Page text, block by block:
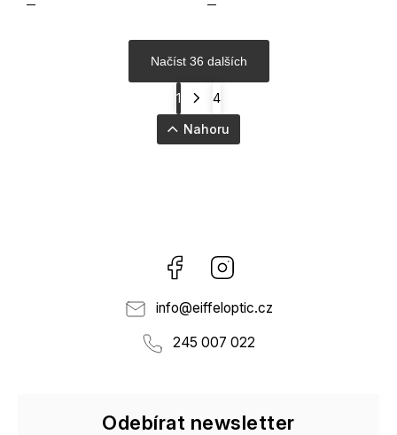
Načíst 36 dalších
1 4
Nahoru
Facebook
info@eiffeloptic.cz
245 007 022
Odebírat newsletter